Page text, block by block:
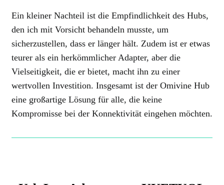
Ein kleiner Nachteil ist die Empfindlichkeit des Hubs,
den ich mit Vorsicht behandeln musste, um
sicherzustellen, dass er länger hält. Zudem ist er etwas
teurer als ein herkömmlicher Adapter, aber die
Vielseitigkeit, die er bietet, macht ihn zu einer
wertvollen Investition. Insgesamt ist der Omivine Hub
eine großartige Lösung für alle, die keine
Kompromisse bei der Konnektivität eingehen möchten.